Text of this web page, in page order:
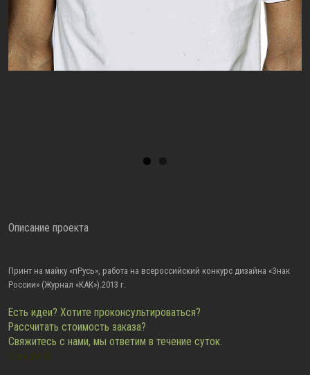
Описание проекта
Принт на майку «пРусь», работа на всероссийский конкурс дизайна «Знак
России» (Журнал «КАК»).2013 г.
Есть идеи? Хотите проконсультироваться?
Рассчитать стоимость заказа?
Свяжитесь с нами, мы ответим в течение суток.
[/two_third]